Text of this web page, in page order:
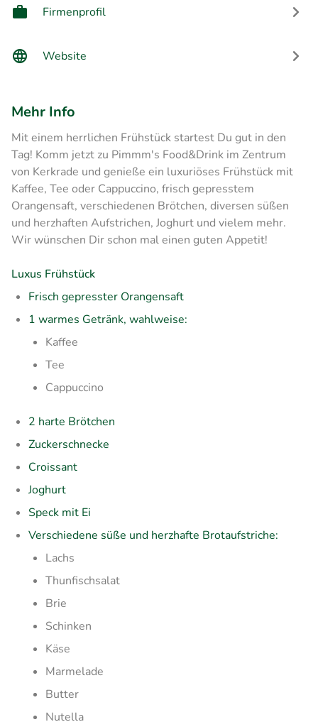
Firmenprofil
Website
Mehr Info
Mit einem herrlichen Frühstück startest Du gut in den
Tag! Komm jetzt zu Pimmm's Food&Drink im Zentrum
von Kerkrade und genieße ein luxuriöses Frühstück mit
Kaffee, Tee oder Cappuccino, frisch gepresstem
Orangensaft, verschiedenen Brötchen, diversen süßen
und herzhaften Aufstrichen, Joghurt und vielem mehr.
Wir wünschen Dir schon mal einen guten Appetit!
Luxus Frühstück
Frisch gepresster Orangensaft
1 warmes Getränk, wahlweise:
Kaffee
Tee
Cappuccino
2 harte Brötchen
Zuckerschnecke
Croissant
Joghurt
Speck mit Ei
Verschiedene süße und herzhafte Brotaufstriche:
Lachs
Thunfischsalat
Brie
Schinken
Käse
Marmelade
Butter
Nutella